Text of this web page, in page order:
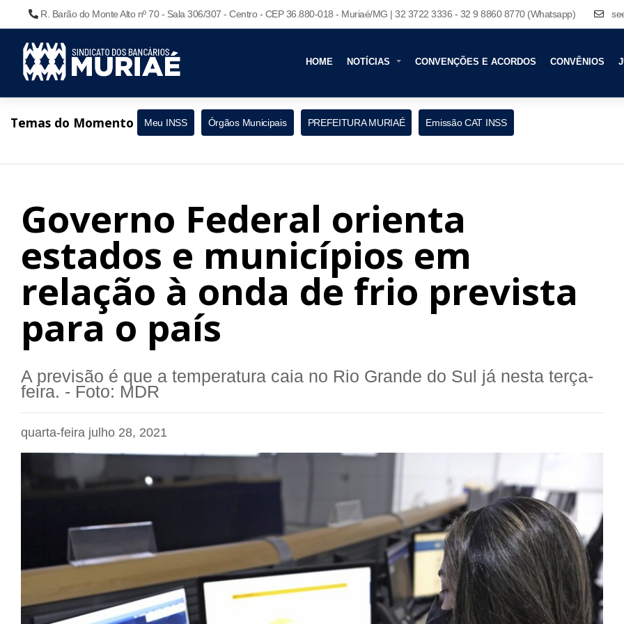
R. Barão do Monte Alto nº 70 - Sala 306/307 - Centro - CEP 36.880-018 - Muriaé/MG | 32 3722 3336 - 32 9 8860 8770 (Whatsapp)
HOME NOTÍCIAS CONVENÇÕES E ACORDOS CONVÊNIOS
Temas do Momento Meu INSS Órgãos Municipais PREFEITURA MURIAÉ Emissão CAT INSS
Governo Federal orienta
estados e municípios em
relação à onda de frio prevista
para o país
A previsão é que a temperatura caia no Rio Grande do Sul já nesta terça-
feira. - Foto: MDR
quarta-feira julho 28, 2021